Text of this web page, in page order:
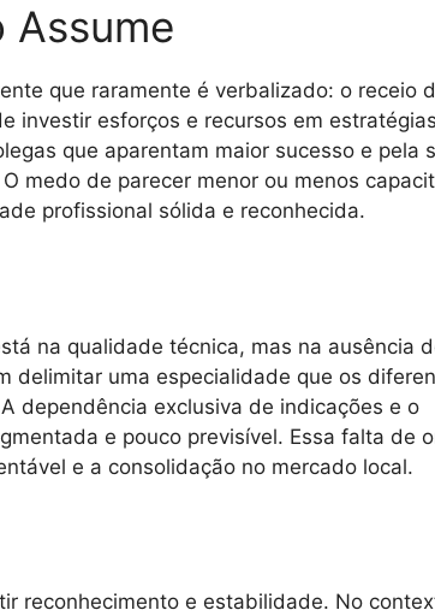
Assume
que raramente é verbalizado: o receio
investir esforços e recursos em
que aparentam maior sucesso e pela
medo de parecer menor ou menos
profissional sólida e reconhecida.
na qualidade técnica, mas na ausência
delimitar uma especialidade que os
dependência exclusiva de indicações e o
e pouco previsível. Essa falta de
e a consolidação no mercado local.
reconhecimento e estabilidade. No